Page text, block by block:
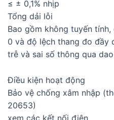
≤ ± 0,1% nhịp
Tổng dải lỗi
Bao gồm không tuyến
0 và độ lệch thang đo đầy
trễ và sai số thông qua
Điều kiện hoạt động
Bảo vệ chống xâm nhập
20653)